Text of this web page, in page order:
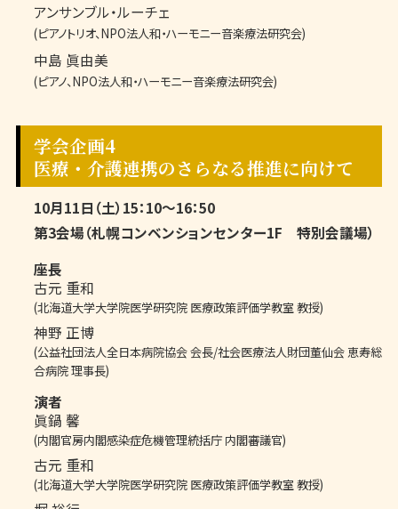
アンサンブル・ルーチェ
(ピアノトリオ、NPO法人和・ハーモニー音楽療法研究会)
中島 眞由美
(ピアノ、NPO法人和・ハーモニー音楽療法研究会)
学会企画4
医療・介護連携のさらなる推進に向けて
10月11日（土）15：10～16：50
第3会場（札幌コンベンションセンター1F 特別会議場）
座長
古元 重和
(北海道大学大学院医学研究院 医療政策評価学教室 教授)
神野 正博
(公益社団法人全日本病院協会 会長/社会医療法人財団董仙会 恵寿総
合病院 理事長)
演者
眞鍋 馨
(内閣官房内閣感染症危機管理統括庁 内閣審議官)
古元 重和
(北海道大学大学院医学研究院 医療政策評価学教室 教授)